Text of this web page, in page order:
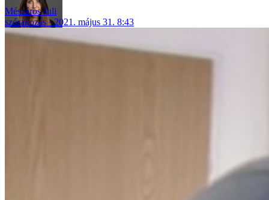
Mészáros Juli
szórakozás
2021. május 31. 8:43